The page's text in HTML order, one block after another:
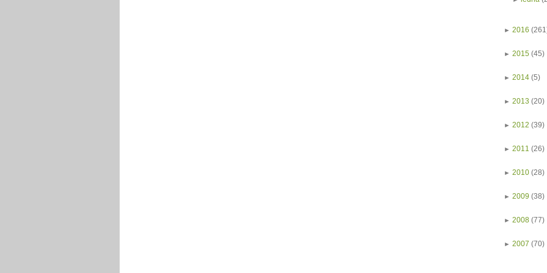
► 2016
► 2015 (45)
► 2014 (5)
► 2013 (20)
► 2012 (39)
► 2011 (26)
► 2010 (28)
► 2009 (38)
► 2008 (77)
► 2007 (70)